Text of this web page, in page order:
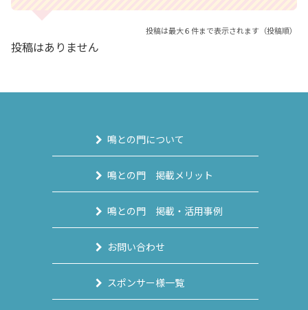
投稿は最大６件まで表示されます（投稿順）
投稿はありません
鳴との門について
鳴との門 掲載メリット
鳴との門 掲載・活用事例
お問い合わせ
スポンサー様一覧